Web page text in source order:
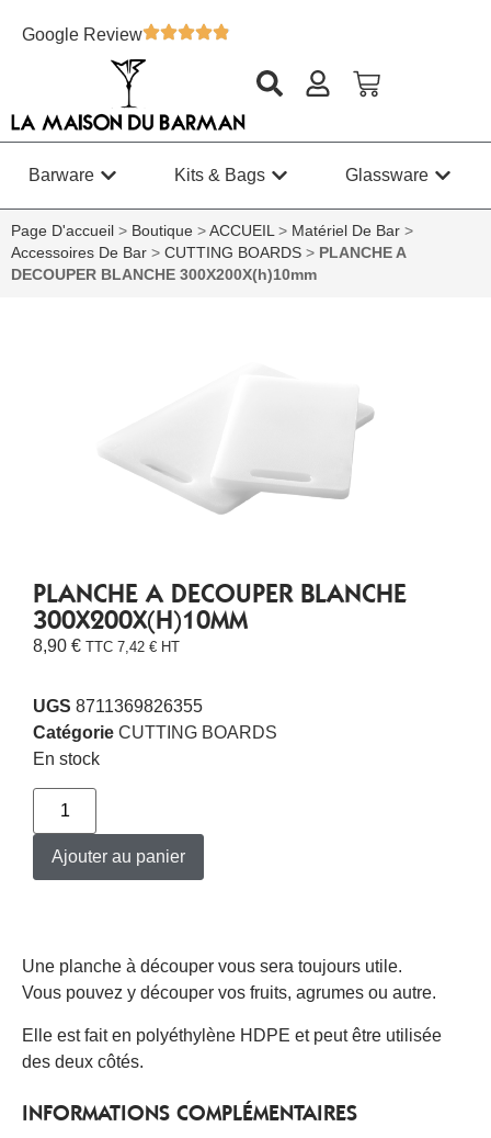
Google Review
Barware Kits & Bags Glassware
Page D'accueil > Boutique > ACCUEIL> Matériel De Bar >
Accessoires De Bar > CUTTING BOARDS > PLANCHE A
DECOUPER BLANCHE 300X200X(h)10mm
PLANCHE A DECOUPER BLANCHE
300X200X(H)10MM
8,90 € TTC 7,42 € HT
UGS 8711369826355
Catégorie CUTTING BOARDS
En stock
Ajouter au panier
Une planche à découper vous sera toujours utile.
Vous pouvez y découper vos fruits, agrumes ou autre.
Elle est fait en polyéthylène HDPE et peut être utilisée
des deux côtés.
INFORMATIONS COMPLÉMENTAIRES